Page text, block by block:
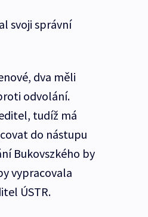
svoji správní
dva měli
odvolání.
tudíž má
do nástupu
Bukovszkého by
vypracovala
ÚSTR.